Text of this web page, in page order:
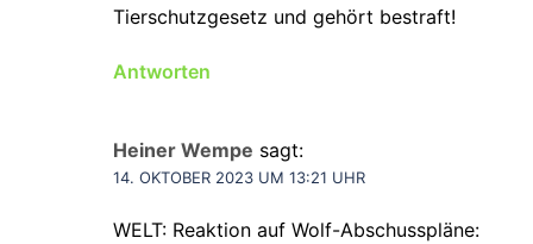
Tierschutzgesetz und gehört bestraft!
Antworten
Heiner Wempe sagt:
14. OKTOBER 2023 UM 13:21 UHR
WELT: Reaktion auf Wolf-Abschusspläne: